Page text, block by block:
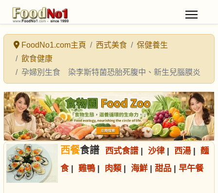
FoodNo1.com主頁 西式美食
保健養生
飲食健康
孕婦別生食 染李斯特菌恐胎死腹中、新生兒腦膜炎
西餐食譜 西式食譜| 沙律| 西湯| 麵
食| 雞鴨| 肉類 | 海鮮| 甜品 | 早午餐